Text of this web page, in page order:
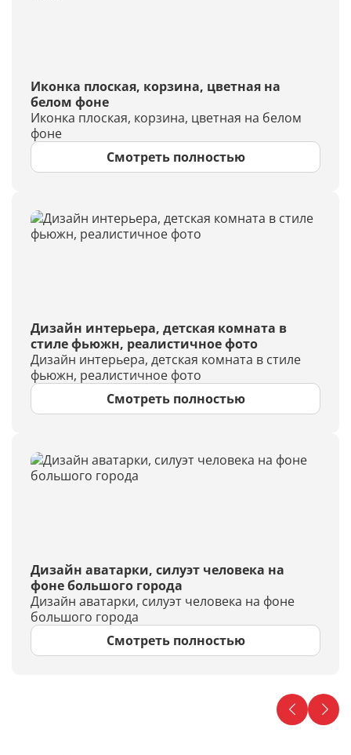
Иконка плоская, корзина, цветная на
белом фоне
Иконка плоская, корзина, цветная на белом
фоне
Смотреть полностью
Дизайн интерьера, детская комната в
стиле фьюжн, реалистичное фото
Дизайн интерьера, детская комната в стиле
фьюжн, реалистичное фото
Смотреть полностью
Дизайн аватарки, силуэт человека на
фоне большого города
Дизайн аватарки, силуэт человека на фоне
большого города
Смотреть полностью